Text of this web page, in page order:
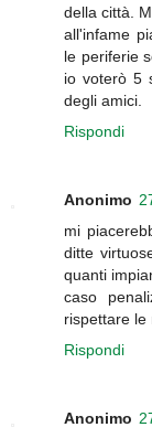
della città.
all'infame
le periferie
io voterò 5
degli amici.
Rispondi
Anonimo
mi
ditte
quanti
caso
rispettare le
Rispondi
Anonimo